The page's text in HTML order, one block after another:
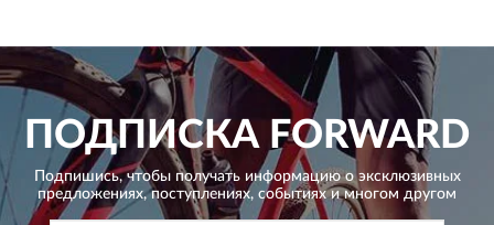
ПОДПИСКА FORWARD
Подпишись, чтобы получать информацию о эксклюзивных
предложениях,поступлениях, событиях и многом другом